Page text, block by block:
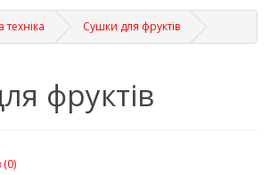
техніка Сушки для фруктів
фруктів
(0)